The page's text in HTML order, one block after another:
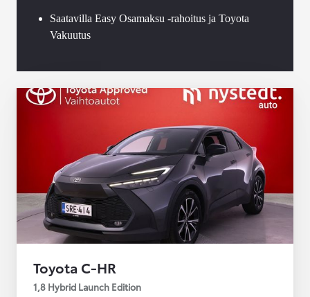
Saatavilla Easy Osamaksu -rahoitus ja Toyota
Vakuutus
Toyota C-HR
1,8 Hybrid Launch Edition